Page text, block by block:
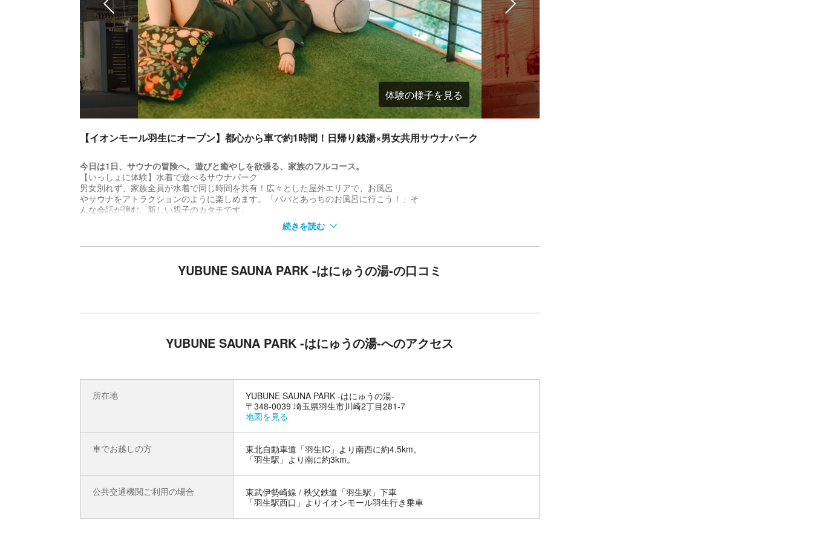
体験の様子を見る
【イオンモール羽生にオープン】都心から車で約1時間！日帰り銭湯×男女共用サウナパーク
今日は1日、サウナの冒険へ。遊びと癒やしを欲張る、家族のフルコース。
【いっしょに体験】水着で遊べるサウナパーク
男女別れず、家族全員が水着で同じ時間を共有！広々とした屋外エリアで、お風呂
やサウナをアトラクションのように楽しめます。「パパとあっちのお風呂に行こう！」そ
んな会話が弾む、新しい親子のカタチです。
たくさん遊んだ後は、室内エリアでゴロゴロ。漫画を読んだり、大型モニターで映像
リラックスエリアでは漫画や大型モニターでスポーツ観戦！
続きを読む
YUBUNE SAUNA PARK -はにゅうの湯-の口コミ
YUBUNE SAUNA PARK -はにゅうの湯-へのアクセス
所在地
YUBUNE SAUNA PARK -はにゅうの湯-
〒348-0039 埼玉県羽生市川崎2丁目281-7
地図を見る
車でお越しの方
東北自動車道「羽生IC」より南西に約4.5km。
「羽生駅」より南に約3km。
公共交通機関ご利用の場合
東武伊勢崎線 / 秩父鉄道「羽生駅」下車
「羽生駅西口」よりイオンモール羽生行き乗車